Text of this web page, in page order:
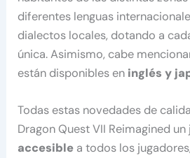
diferentes lenguas
dialectos locales, dotando a
única. Asimismo, cabe
están disponibles en inglés y
Todas estas novedades de
Dragon Quest VII Reimagined un
accesible a todos los